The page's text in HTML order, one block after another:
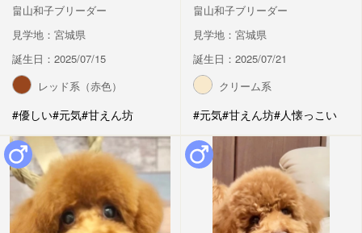
畠山和子ブリーダー
見学地：宮城県
誕生日：2025/07/15
レッド系（赤色）
#優しい#元気#甘えん坊
畠山和子ブリーダー
見学地：宮城県
誕生日：2025/07/21
クリーム系
#元気#甘えん坊#人懐っこい